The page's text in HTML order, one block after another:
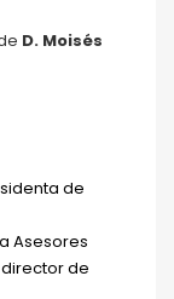
D. Moisés
de
Asesores
director de